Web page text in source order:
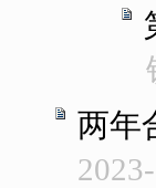
两年